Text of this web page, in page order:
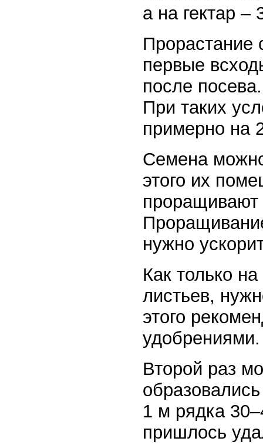
а на гектар –
Прорастание
первые
после
При таких
примерно на
Семена
этого их
проращивают
нужно
Как только
листьев,
этого
удобрениями.
Второй раз
1 м рядка
пришлось